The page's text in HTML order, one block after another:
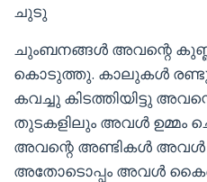
ചുടു
ചുംബനങ്ങൾ അവന്റെ
കൊടുത്തു. കാലുകൾ
കവച്ചു കിടത്തിയിട്ടു
തുടകളിലും അവൾ ഉമ്മം
അവന്റെ അണ്ടികൾ അവൾ
അതോടൊപ്പം അവൾ